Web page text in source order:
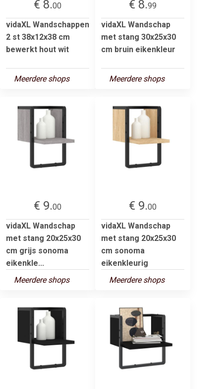
€ 8.00
vidaXL Wandschappen
2 st 38x12x38 cm
bewerkt hout wit
Meerdere shops
€ 8.99
vidaXL Wandschap
met stang 30x25x30
cm bruin eikenkleur
Meerdere shops
€ 9.00
vidaXL Wandschap
met stang 20x25x30
cm grijs sonoma
eikenkle...
Meerdere shops
€ 9.00
vidaXL Wandschap
met stang 20x25x30
cm sonoma
eikenkleurig
Meerdere shops